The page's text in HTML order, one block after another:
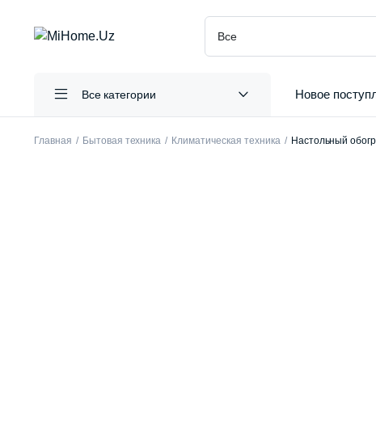
Все категории Новое
Главная Бытовая техника Климатическая техника Настольный